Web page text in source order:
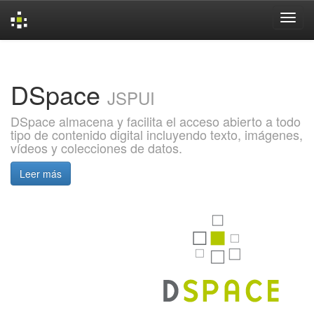
DSpace JSPUI
DSpace almacena y facilita el acceso abierto a todo
tipo de contenido digital incluyendo texto, imágenes,
vídeos y colecciones de datos.
Leer más